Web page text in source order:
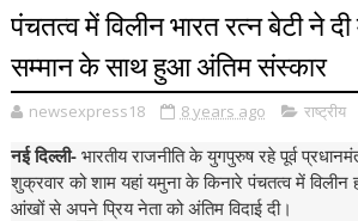
पंचतत्व में विलीन भारत रत्न बेटी ने
सम्मान के साथ हुआ अंतिम संस्कार
newsexpress18 8 years ago राष्ट्रीय
नई दिल्ली-भारतीय राजनीति के युगपुरुष रहे पूर्व
शुक्रवार को शाम यहां यमुना के किनारे पंचतत्व में
आंखों से अपने प्रिय नेता को अंतिम विदाई दी।